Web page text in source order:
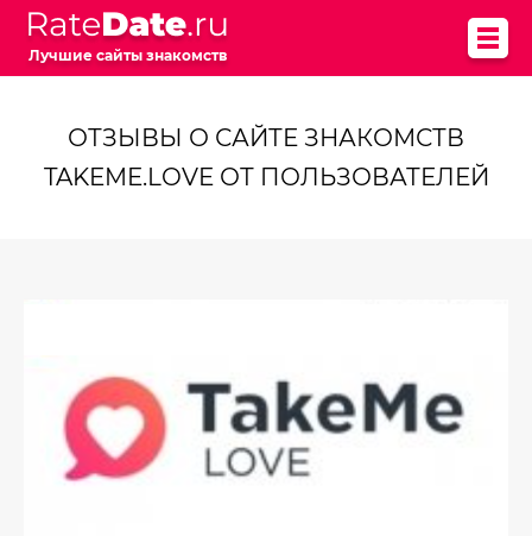
Лучшие сайты знакомств
ОТЗЫВЫ О САЙТЕ ЗНАКОМСТВ
TAKEME.LOVE ОТ ПОЛЬЗОВАТЕЛЕЙ